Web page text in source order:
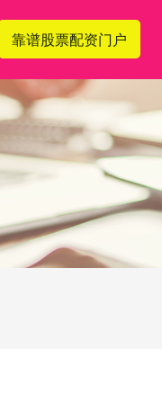
靠谱股票配资门户